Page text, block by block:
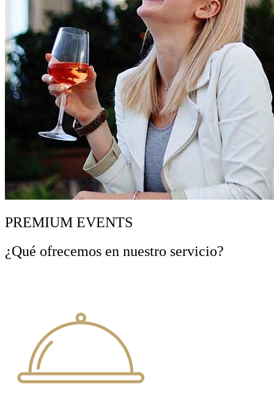
PREMIUM EVENTS
¿Qué ofrecemos en nuestro servicio?